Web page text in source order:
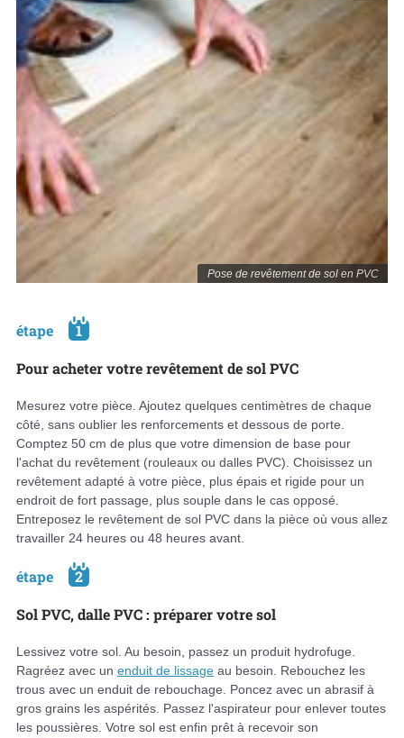
Pose de revêtement de sol en PVC
étape
1
Pour acheter votre revêtement de sol PVC
Mesurez votre pièce. Ajoutez quelques centimètres de chaque
côté, sans oublier les renforcements et dessous de porte.
Comptez 50 cm de plus que votre dimension de base pour
l'achat du revêtement (rouleaux ou dalles PVC). Choisissez un
revêtement adapté à votre pièce, plus épais et rigide pour un
endroit de fort passage, plus souple dans le cas opposé.
Entreposez le revêtement de sol PVC dans la pièce où vous allez
travailler 24 heures ou 48 heures avant.
étape
2
Sol PVC, dalle PVC : préparer votre sol
Lessivez votre sol. Au besoin, passez un produit hydrofuge.
Ragréez avec un enduit de lissage au besoin. Rebouchez les
trous avec un enduit de rebouchage. Poncez avec un abrasif à
gros grains les aspérités. Passez l'aspirateur pour enlever toutes
les poussières. Votre sol est enfin prêt à recevoir son